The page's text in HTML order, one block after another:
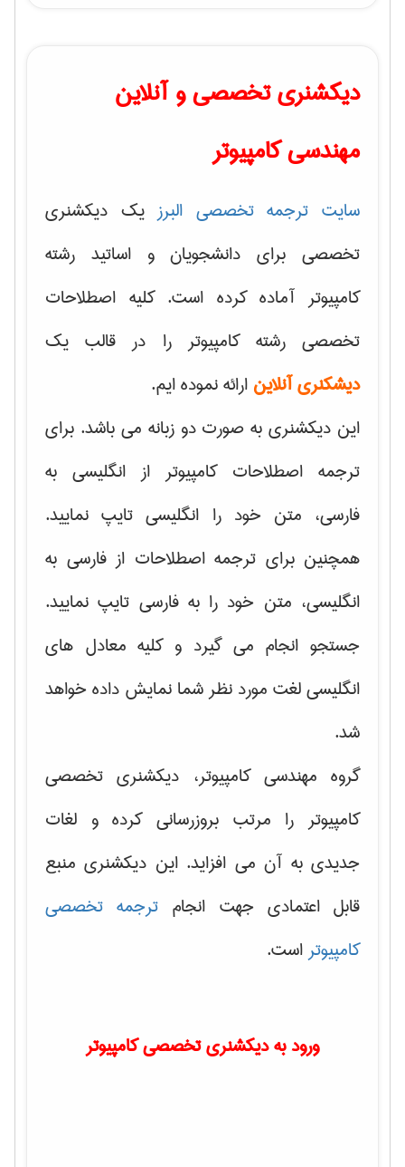
دیکشنری تخصصی و آنلاین
مهندسی کامپیوتر
سایت ترجمه تخصصی البرزیک دیکشنری
تخصصی برای دانشجویان و اساتید رشته
کامپیوتر آماده کرده است. کلیه اصطلاحات
تخصصی رشته کامپیوتر را در قالب یک
دیشکنری آنلاین ارائه نموده ایم.
این دیکشنری به صورت دو زبانه می باشد. برای
ترجمه اصطلاحات کامپیوتر از انگلیسی به
فارسی، متن خود را انگلیسی تایپ نمایید.
همچنین برای ترجمه اصطلاحات از فارسی به
انگلیسی، متن خود را به فارسی تایپ نمایید.
جستجو انجام می گیرد و کلیه معادل های
انگلیسی لغت مورد نظر شما نمایش داده خواهد
شد.
گروه مهندسی کامپیوتر، دیکشنری تخصصی
کامپیوتر را مرتب بروزرسانی کرده و لغات
جدیدی به آن می افزاید. این دیکشنری منبع
قابل اعتمادی جهت انجام ترجمه تخصصی
کامپیوتراست.
ورود به دیکشنری تخصصی کامپیوتر